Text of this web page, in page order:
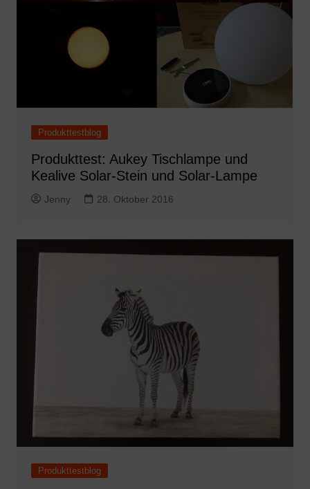
Produkttestblog
Produkttest: Aukey Tischlampe und
Kealive Solar-Stein und Solar-Lampe
Jenny 28. Oktober 2016
Produkttestblog